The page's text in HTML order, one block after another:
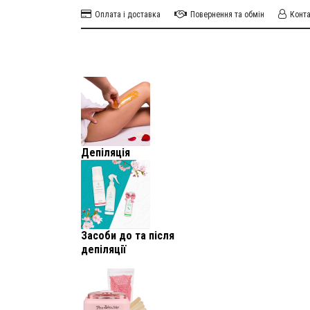
Оплата і доставка Повернення та обмін
Депіляція
Засоби до та після
депіляції